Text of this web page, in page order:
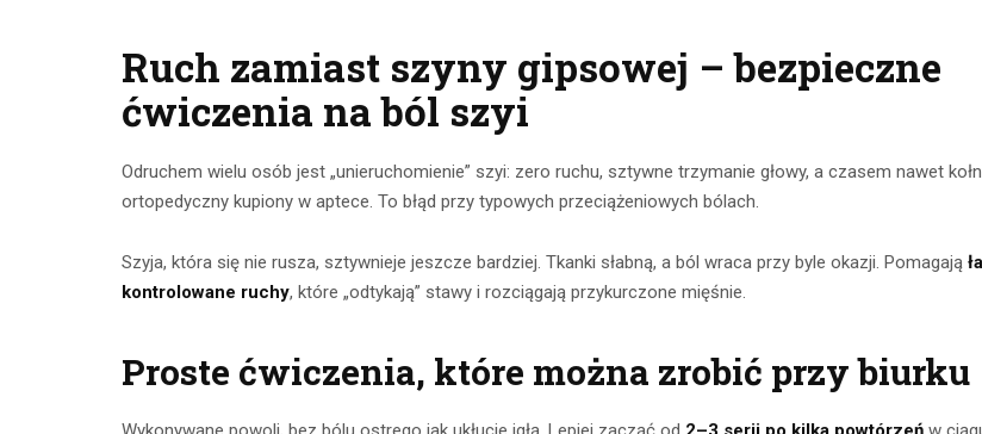
Ruch zamiast szyny gipsowej – bezpieczne
ćwiczenia na ból szyi
Odruchem wielu osób jest „unieruchomienie” szyi: zero ruchu, sztywne trzymanie głowy, a czasem nawet
ortopedyczny kupiony w aptece. To błąd przy typowych przeciążeniowych bólach.
Szyja, która się nie rusza, sztywnieje jeszcze bardziej. Tkanki słabną, a ból wraca przy byle okazji. Pomagają
kontrolowane ruchy, które „odtykają” stawy i rozciągają przykurczone mięśnie.
Proste ćwiczenia, które można zrobić przy biurku